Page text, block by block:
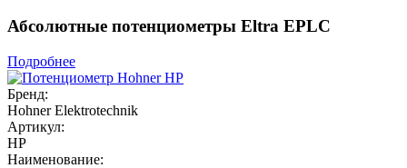
Абсолютные потенциометры Eltra EPLC
Подробнее
Бренд:
Hohner Elektrotechnik
Артикул:
HP
Наименование: